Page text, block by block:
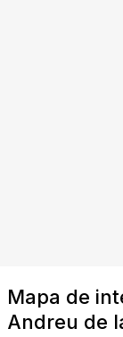
Mapa de
Andreu de